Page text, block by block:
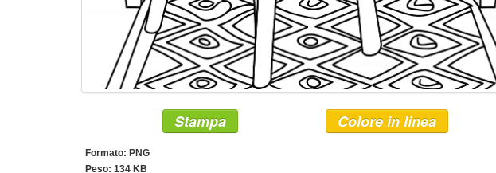
Stampa Colore in linea
Formato: PNG
Peso: 134 KB